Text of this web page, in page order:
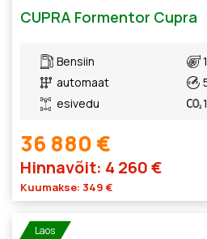
CUPRA Formentor Cupra
Bensiin
automaat
esivedu
36 880 €
Hinnavõit: 4 260 €
Kuumakse: 349 €
Laos